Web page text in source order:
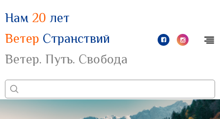
Нам 20 лет
Ветер Странствий
Ветер. Путь. Свобода